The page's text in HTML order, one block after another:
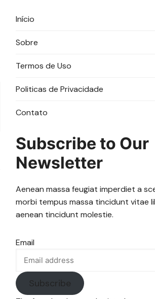
Início
Sobre
Termos de Uso
Politicas de Privacidade
Contato
Subscribe to Our
Newsletter
Aenean massa feugiat imperdiet a
morbi tempus massa tincidunt vitae
aenean tincidunt molestie.
Email
Subscribe